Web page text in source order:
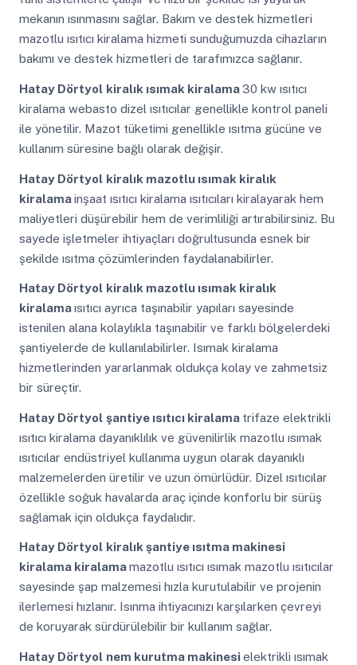
mekanın ısınmasını sağlar. Bakım ve destek hizmetleri
mazotlu ısıtıcı kiralama hizmeti sunduğumuzda cihazların
bakımı ve destek hizmetleri de tarafımızca sağlanır.
Hatay Dörtyol kiralık ısımak kiralama30 kw ısıtıcı
kiralama webasto dizel ısıtıcılar genellikle kontrol paneli
ile yönetilir. Mazot tüketimi genellikle ısıtma gücüne ve
kullanım süresine bağlı olarak değişir.
Hatay Dörtyol kiralık mazotlu ısımak kiralık
kiralamainşaat ısıtıcı kiralama ısıtıcıları kiralayarak hem
maliyetleri düşürebilir hem de verimliliği artırabilirsiniz. Bu
sayede işletmeler ihtiyaçları doğrultusunda esnek bir
şekilde ısıtma çözümlerinden faydalanabilirler.
Hatay Dörtyol kiralık mazotlu ısımak kiralık
kiralamaısıtıcı ayrıca taşınabilir yapıları sayesinde
istenilen alana kolaylıkla taşınabilir ve farklı bölgelerdeki
şantiyelerde de kullanılabilirler. Isımak kiralama
hizmetlerinden yararlanmak oldukça kolay ve zahmetsiz
bir süreçtir.
Hatay Dörtyol şantiye ısıtıcı kiralama trifaze elektrikli
ısıtıcı kiralama dayanıklılık ve güvenilirlik mazotlu ısımak
ısıtıcılar endüstriyel kullanıma uygun olarak dayanıklı
malzemelerden üretilir ve uzun ömürlüdür. Dizel ısıtıcılar
özellikle soğuk havalarda araç içinde konforlu bir sürüş
sağlamak için oldukça faydalıdır.
Hatay Dörtyol kiralık şantiye ısıtma makinesi
kiralama kiralamamazotlu ısıtıcı ısımak mazotlu ısıtıcılar
sayesinde şap malzemesi hızla kurutulabilir ve projenin
ilerlemesi hızlanır. Isınma ihtiyacınızı karşılarken çevreyi
de koruyarak sürdürülebilir bir kullanım sağlar.
Hatay Dörtyol nem kurutma makinesielektrikli ısımak